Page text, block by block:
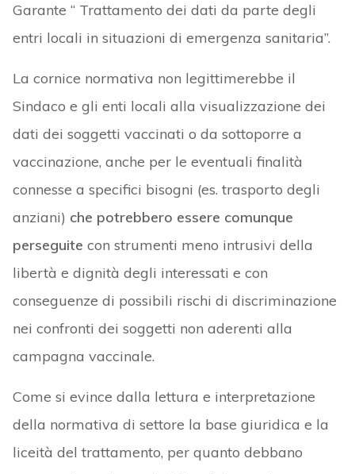
Garante “ Trattamento dei dati da parte degli
entri locali in situazioni di emergenza sanitaria”.
La cornice normativa non legittimerebbe il
Sindaco e gli enti locali alla visualizzazione dei
dati dei soggetti vaccinati o da sottoporre a
vaccinazione, anche per le eventuali finalità
connesse a specifici bisogni (es. trasporto degli
anziani) che potrebbero essere comunque
perseguite con strumenti meno intrusivi della
libertà e dignità degli interessati e con
conseguenze di possibili rischi di discriminazione
nei confronti dei soggetti non aderenti alla
campagna vaccinale.
Come si evince dalla lettura e interpretazione
della normativa di settore la base giuridica e la
liceità del trattamento, per quanto debbano